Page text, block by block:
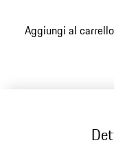
Aggiungi al carrello